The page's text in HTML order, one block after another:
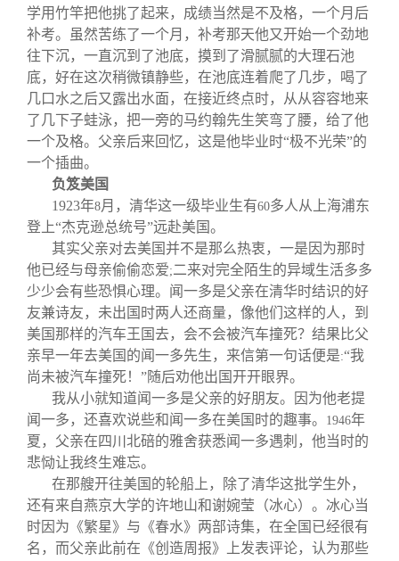
学用竹竿把他挑了起来，成绩当然是不及格，一个月后
补考。虽然苦练了一个月，补考那天他又开始一个劲地
往下沉，一直沉到了池底，摸到了滑腻腻的大理石池
底，好在这次稍微镇静些，在池底连着爬了几步，喝了
几口水之后又露出水面，在接近终点时，从从容容地来
了几下子蛙泳，把一旁的马约翰先生笑弯了腰，给了他
一个及格。父亲后来回忆，这是他毕业时“极不光荣”的
一个插曲。
负笈美国
1923年8月，清华这一级毕业生有60多人从上海浦东
登上“杰克逊总统号”远赴美国。
其实父亲对去美国并不是那么热衷，一是因为那时
他已经与母亲偷偷恋爱;二来对完全陌生的异域生活多多
少少会有些恐惧心理。闻一多是父亲在清华时结识的好
友兼诗友，未出国时两人还商量，像他们这样的人，到
美国那样的汽车王国去，会不会被汽车撞死？结果比父
亲早一年去美国的闻一多先生，来信第一句话便是:“我
尚未被汽车撞死！”随后劝他出国开开眼界。
我从小就知道闻一多是父亲的好朋友。因为他老提
闻一多，还喜欢说些和闻一多在美国时的趣事。
1946年
夏，父亲在四川北碚的雅舍获悉闻一多遇刺，他当时的
悲恸让我终生难忘。
在那艘开往美国的轮船上，除了清华这批学生外，
还有来自燕京大学的许地山和谢婉莹（冰心）。冰心当
时因为《繁星》与《春水》两部诗集，在全国已经很有
名，而父亲此前在《创造周报》上发表评论，认为那些